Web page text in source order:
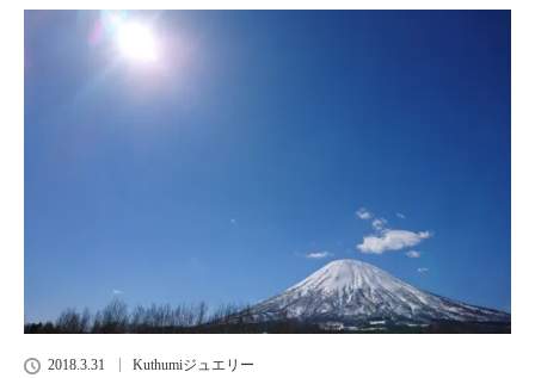
2018.3.31 Kuthumiジュエリー